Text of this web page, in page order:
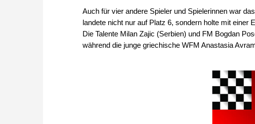
Auch für vier andere Spieler und Spielerinnen war
landete nicht nur auf Platz 6, sondern holte mit
Die Talente Milan Zajic (Serbien) und FM Bogdan
während die junge griechische WFM Anastasia